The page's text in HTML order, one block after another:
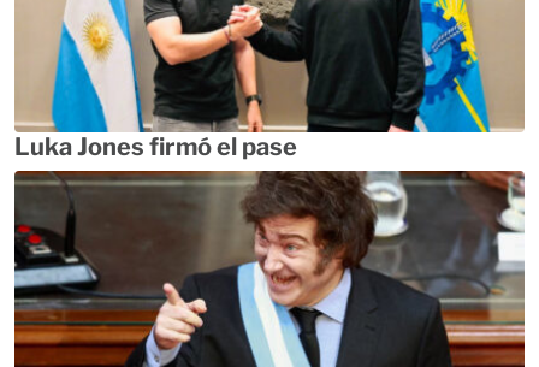
Luka Jones firmó el pase